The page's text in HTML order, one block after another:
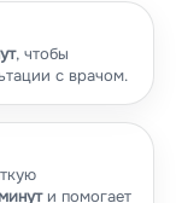
, чтобы
с врачом.
и помогает